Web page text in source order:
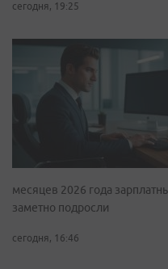
сегодня, 19:25
месяцев 2026 года
заметно подросли
сегодня, 16:46